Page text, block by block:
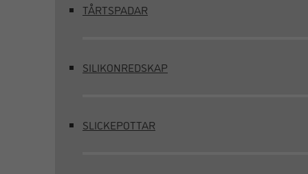
TÅRTSPADAR
SILIKONREDSKAP
SLICKEPOTTAR